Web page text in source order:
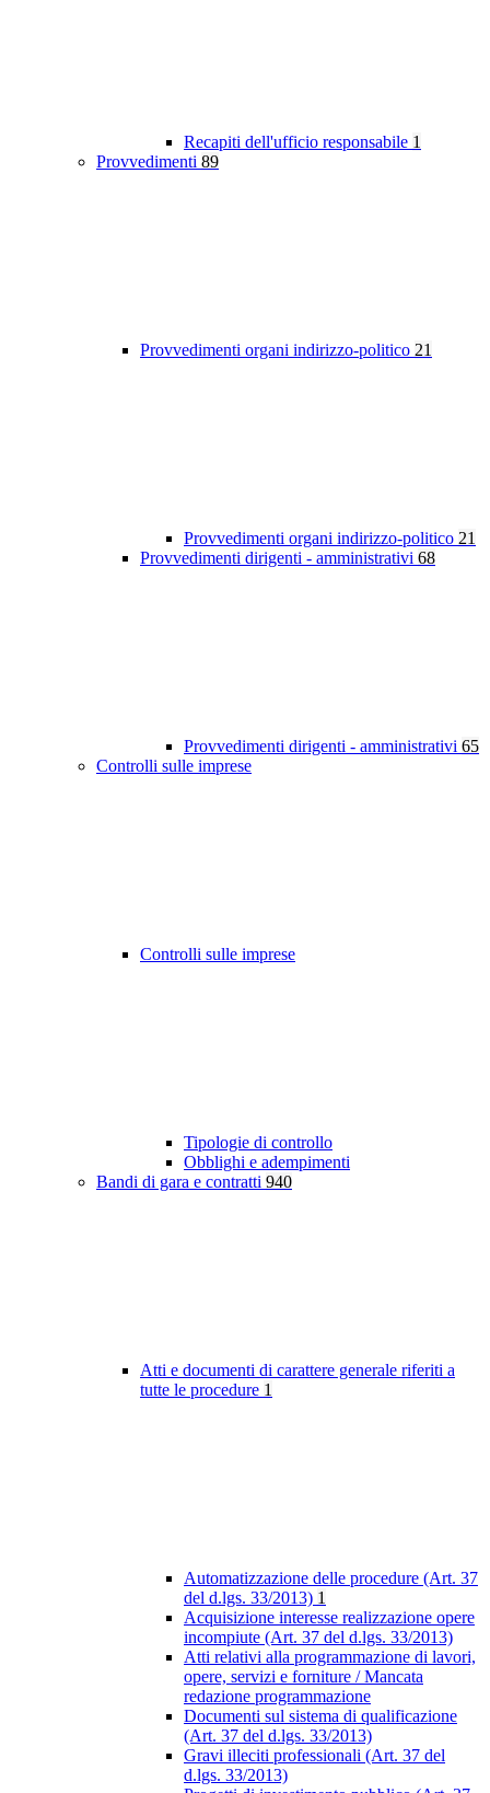
Recapiti dell'ufficio responsabile 1
Provvedimenti 89
Provvedimenti organi indirizzo-politico 21
Provvedimenti organi indirizzo-politico 21
Provvedimenti dirigenti - amministrativi 68
Provvedimenti dirigenti - amministrativi 65
Controlli sulle imprese
Controlli sulle imprese
Tipologie di controllo
Obblighi e adempimenti
Bandi di gara e contratti 940
Atti e documenti di carattere generale riferiti a
tutte le procedure 1
Automatizzazione delle procedure (Art. 37
del d.lgs. 33/2013) 1
Acquisizione interesse realizzazione opere
incompiute (Art. 37 del d.lgs. 33/2013)
Atti relativi alla programmazione di lavori,
opere, servizi e forniture / Mancata
redazione programmazione
Documenti sul sistema di qualificazione
(Art. 37 del d.lgs. 33/2013)
Gravi illeciti professionali (Art. 37 del
d.lgs. 33/2013)